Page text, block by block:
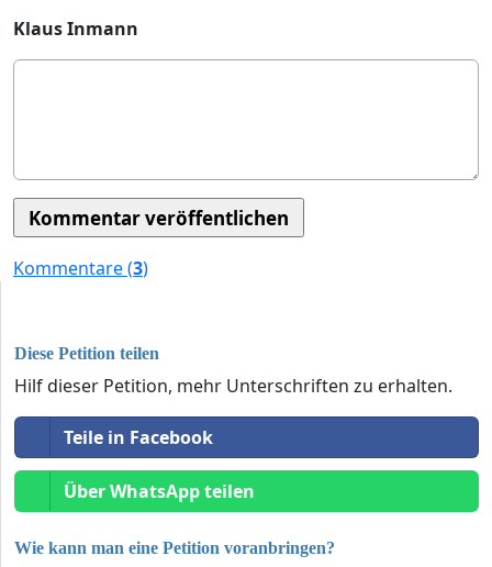
Klaus Inmann
Kommentare (3)
Diese Petition teilen
Hilf dieser Petition, mehr Unterschriften zu erhalten.
Teile in Facebook
Über WhatsApp teilen
Wie kann man eine Petition voranbringen?